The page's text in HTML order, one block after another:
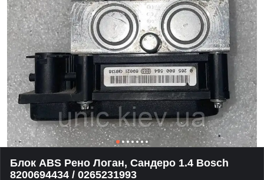
Блок ABS Рено Логан, Сандеро 1.4 Bosch
8200694434 / 0265231993